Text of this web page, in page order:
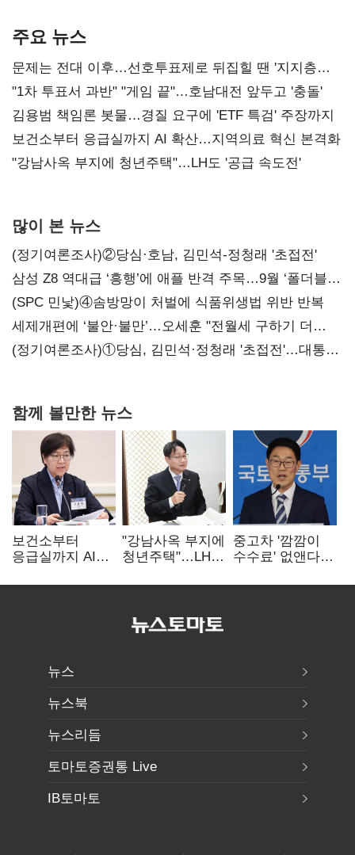
주요 뉴스
문제는 전대 이후…선호투표제로 뒤집힐 땐 '지지층
불복'
"1차 투표서 과반" "게임 끝"…호남대전 앞두고 '충돌'
김용범 책임론 봇물…경질 요구에 'ETF 특검' 주장까지
보건소부터 응급실까지 AI 확산…지역의료 혁신 본격화
"강남사옥 부지에 청년주택"…LH도 '공급 속도전'
많이 본 뉴스
(정기여론조사)②당심·호남, 김민석-정청래 '초접전'
삼성 Z8 역대급 ‘흥행’에 애플 반격 주목…9월 ‘폴더블
대전’
(SPC 민낯)④솜방망이 처벌에 식품위생법 위반 반복
세제개편에 ‘불안·불만’…오세훈 "전월세 구하기 더
힘들어질 것"
(정기여론조사)①당심, 김민석·정청래 '초접전'…대통령
함께 볼만한 뉴스
보건소부터
응급실까지 AI
혁신 본격화
"강남사옥 부지에
청년주택"…LH도
중고차 '깜깜이
수수료' 없앤다…
생기면 환불
뉴스
뉴스북
뉴스리듬
토마토증권통 Live
IB토마토